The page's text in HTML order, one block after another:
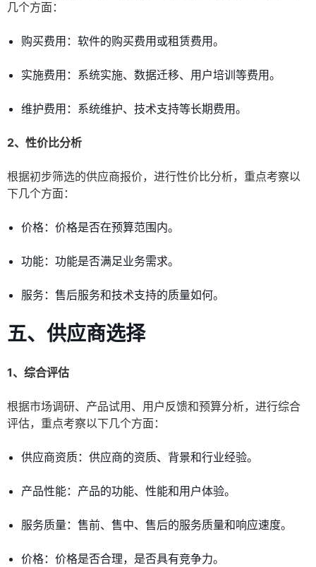
几个方面：
购买费用：软件的购买费用或租赁费用。
实施费用：系统实施、数据迁移、用户培训等费用。
维护费用：系统维护、技术支持等长期费用。
2、性价比分析
根据初步筛选的供应商报价，进行性价比分析，重点考察以
下几个方面：
价格：价格是否在预算范围内。
功能：功能是否满足业务需求。
服务：售后服务和技术支持的质量如何。
五、供应商选择
1、综合评估
根据市场调研、产品试用、用户反馈和预算分析，进行综合
评估，重点考察以下几个方面：
供应商资质：供应商的资质、背景和行业经验。
产品性能：产品的功能、性能和用户体验。
服务质量：售前、售中、售后的服务质量和响应速度。
价格：价格是否合理，是否具有竞争力。